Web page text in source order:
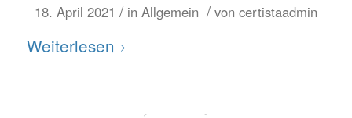
18. April 2021 / in Allgemein / von certistaadmin
Weiterlesen